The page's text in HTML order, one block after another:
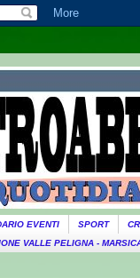
EVENTI SPORT
VALLE PELIGNA -